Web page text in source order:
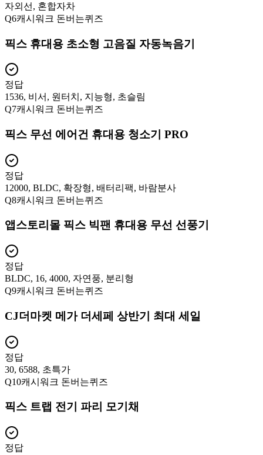
자외선, 혼합자차
Q6캐시워크 돈버는퀴즈
픽스 휴대용 초소형 고음질 자동녹음기
정답
1536, 비서, 원터치, 지능형, 초슬림
Q7캐시워크 돈버는퀴즈
픽스 무선 에어건 휴대용 청소기 PRO
정답
12000, BLDC, 확장형, 배터리팩, 바람분사
Q8캐시워크 돈버는퀴즈
앱스토리몰 픽스 빅팬 휴대용 무선 선풍기
정답
BLDC, 16, 4000, 자연풍, 분리형
Q9캐시워크 돈버는퀴즈
CJ더마켓 메가 더세페 상반기 최대 세일
정답
30, 6588, 초특가
Q10캐시워크 돈버는퀴즈
픽스 트랩 전기 파리 모기채
정답